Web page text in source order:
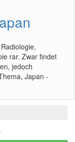
rar. Zwar findet
jedoch
Japan -